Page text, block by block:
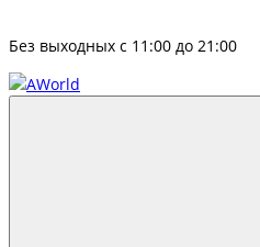
Без выходных с 11:00 до 21:00